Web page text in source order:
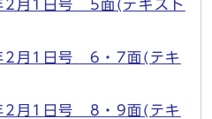
月1日号 5面(テキスト
2月1日号 6・7面(テキ
2月1日号 8・9面(テキ